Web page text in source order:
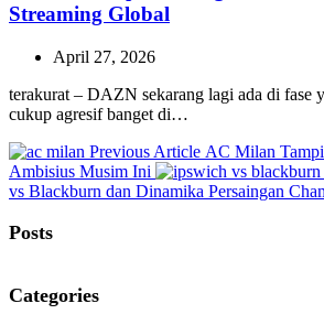
Streaming Global
April 27, 2026
terakurat – DAZN sekarang lagi ada di fase
cukup agresif banget di…
Previous Article Previous
Post:
AC Milan
Ambisius Musim Ini
vs Blackburn dan Dinamika Persaingan
Posts
Categories